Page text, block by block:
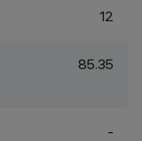
12
85.35
-